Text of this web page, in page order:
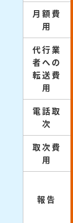
月額費
用
代行業
者への
転送費
用
電話取
次
取次費
用
報告